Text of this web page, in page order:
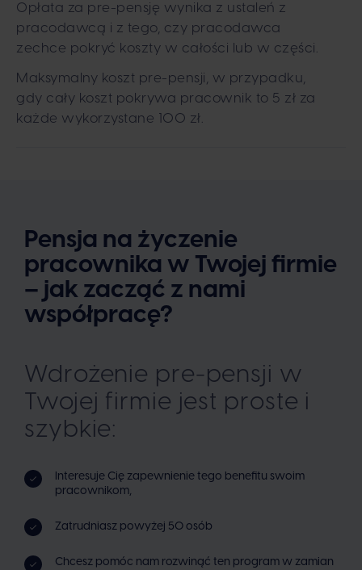
Opłata za pre-pensję wynika z ustaleń z
pracodawcą i z tego, czy pracodawca
zechce pokryć koszty w całości lub w części.
Maksymalny koszt pre-pensji, w przypadku,
gdy cały koszt pokrywa pracownik to 5 zł za
każde wykorzystane 100 zł.
Pensja na życzenie
pracownika w Twojej firmie
– jak zacząć z nami
współpracę?
Wdrożenie pre-pensji w
Twojej firmie jest proste i
szybkie:
Interesuje Cię zapewnienie tego benefitu swoim
pracownikom,
Zatrudniasz powyżej 50 osób
Chcesz pomóc nam rozwinąć ten program w zamian